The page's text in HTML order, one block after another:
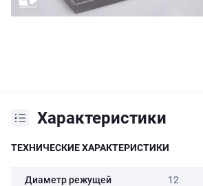
Характеристики
ТЕХНИЧЕСКИЕ ХАРАКТЕРИСТИКИ
Диаметр режущей
12